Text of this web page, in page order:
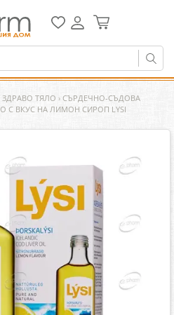
ЗДРАВО ТЯЛО › СЪРДЕЧНО-СЪДОВА
С ВКУС НА ЛИМОН СИРОП LYSI